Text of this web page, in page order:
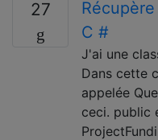
27
C #
J'ai une
Dans cette
appelée
ceci. public